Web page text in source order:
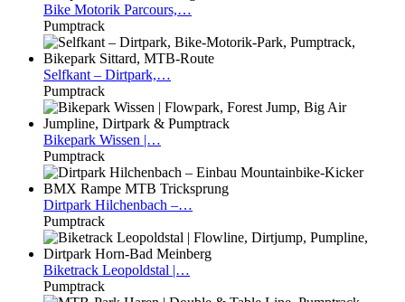
Bike Motorik Parcours,…
Pumptrack
Selfkant – Dirtpark,…
Pumptrack
Bikepark Wissen |…
Pumptrack
Dirtpark Hilchenbach –…
Pumptrack
Biketrack Leopoldstal |…
Pumptrack